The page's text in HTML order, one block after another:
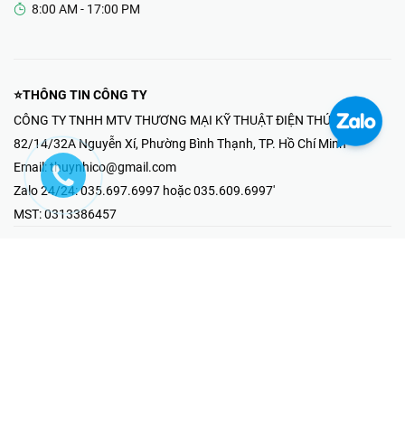
8:00 AM - 17:00 PM
⭐THÔNG TIN CÔNG TY
CÔNG TY TNHH MTV THƯƠNG MẠI KỸ THUẬT ĐIỆN THÚY NHI
82/14/32A Nguyễn Xí, Phường Bình Thạnh, TP. Hồ Chí Minh
Email: thuynhico@gmail.com
Zalo 24/24:035.697.6997 hoặc 035.609.6997'
MST:0313386457